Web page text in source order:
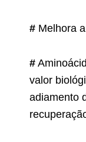
# Melhora
#
valor
adiamento